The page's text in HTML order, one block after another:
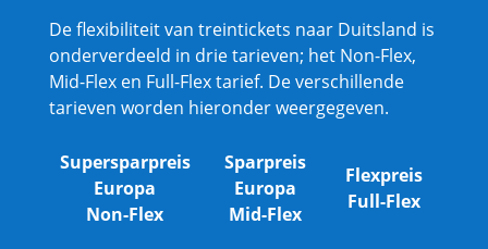
De flexibiliteit van treintickets naar Duitsland is
onderverdeeld in drie tarieven; het Non-Flex,
Mid-Flex en Full-Flex tarief. De verschillende
tarieven worden hieronder weergegeven.
Supersparpreis
Europa
Non-Flex
Sparpreis
Europa
Mid-Flex
Flexpreis
Full-Flex